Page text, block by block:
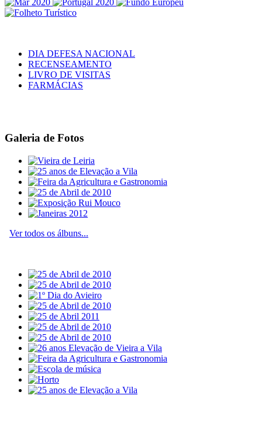
DIA DEFESA NACIONAL
RECENSEAMENTO
LIVRO DE VISITAS
FARMÁCIAS
Galeria de Fotos
Ver todos os álbuns...